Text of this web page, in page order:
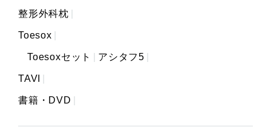
整形外科枕
Toesox
Toesoxセット アシタフ5
TAVI
書籍・DVD